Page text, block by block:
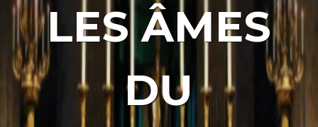
LES ÂMES
DU